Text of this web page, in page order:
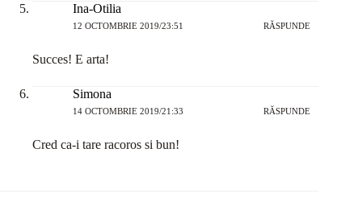
Ina-Otilia
12 OCTOMBRIE 2019/23:51 RĂSPUNDE
Succes! E arta!
Simona
14 OCTOMBRIE 2019/21:33 RĂSPUNDE
Cred ca-i tare racoros si bun!